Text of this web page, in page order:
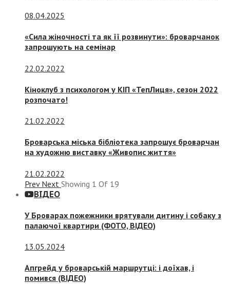
08.04.2025
«Сила жіночності та як її розвинути»: броварчанок
запрошують на семінар
22.02.2022
Кіноклуб з психологом у КІП «ТепЛиця», сезон 2022
розпочато!
21.02.2022
Броварська міська бібліотека запрошує броварчан
на художню виставку «Живопис життя»
21.02.2022
Prev Next Showing 1 Of 19
ВІДЕО
У Броварах пожежники врятували дитину і собаку з
палаючої квартири (ФОТО, ВІДЕО)
13.05.2024
Апгрейд у броварській маршрутці: і доїхав, і
помився (ВІДЕО)